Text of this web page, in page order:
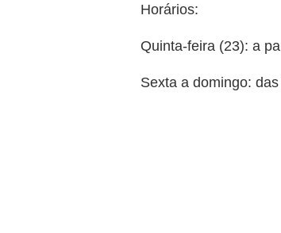
Horários:
Quinta-feira (23): a
Sexta a domingo: